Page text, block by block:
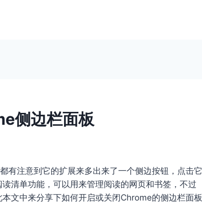
侧边栏面板
有注意到它的扩展来多出来了一个侧边按钮，点击它
清单功能，可以用来管理阅读的网页和书签，不过
文中来分享下如何开启或关闭Chrome的侧边栏面板